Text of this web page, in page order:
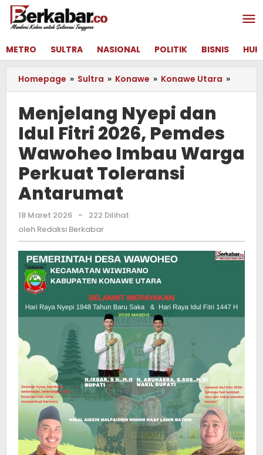
Lewati
konten
METRO
SULTRA NASIONAL POLITIK BISNIS
Homepage » Sultra » Konawe » Konawe Utara »
Nyepi
Menjelang Nyepi dan
Idul Fitri 2026, Pemdes
Wawoheo Imbau Warga
Perkuat Toleransi
Antarumat
18 Maret 2026 oleh
Redaksi
-
222 Dilihat
oleh Redaksi Berkabar